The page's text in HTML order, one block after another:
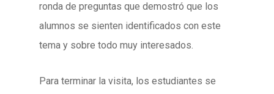
ronda de preguntas que demostró que los
alumnos se sienten identificados con este
tema y sobre todo muy interesados.
Para terminar la visita, los estudiantes se